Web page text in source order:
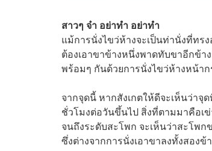
สาวๆ จ๋า อย่าทำ อย่าทำ
แม้การนั่งไขว่ห้างจะเป็นท่านั่งที่ทร
ต้องเอาขาข้างหนึ่งพาดทับขาอีกข้า
พร้อมๆ กันด้วยการนั่งไขว่ห้างหน้า
จากจุดนี้ หากสังเกตให้ดีจะเห็นว่า
ชั่วโมงต่อวันขึ้นไป สิ่งที่ตามมาคือเ
จนถึงระดับสะโพก จะเห็นว่าสะโพ
ซึ่งต่างจากการนั่งเอาขาลงทั้งสอง